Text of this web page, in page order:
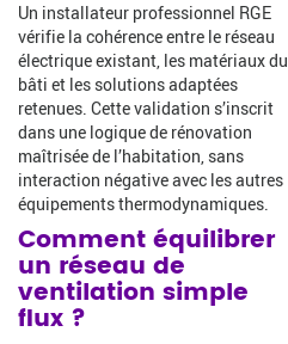
Un installateur professionnel RGE
vérifie la cohérence entre le réseau
électrique existant, les matériaux du
bâti et les solutions adaptées
retenues. Cette validation s’inscrit
dans une logique de rénovation
maîtrisée de l’habitation, sans
interaction négative avec les autres
équipements thermodynamiques.
Comment équilibrer
un réseau de
ventilation simple
flux ?